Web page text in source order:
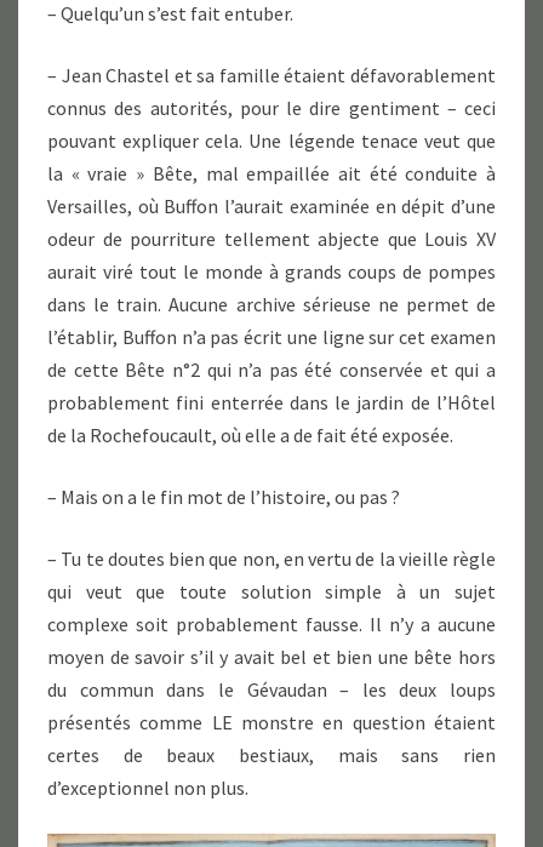
– Quelqu’un s’est fait entuber.
– Jean Chastel et sa famille étaient défavorablement
connus des autorités, pour le dire gentiment – ceci
pouvant expliquer cela. Une légende tenace veut que
la « vraie » Bête, mal empaillée ait été conduite à
Versailles, où Buffon l’aurait examinée en dépit d’une
odeur de pourriture tellement abjecte que Louis XV
aurait viré tout le monde à grands coups de pompes
dans le train. Aucune archive sérieuse ne permet de
l’établir, Buffon n’a pas écrit une ligne sur cet examen
de cette Bête n°2 qui n’a pas été conservée et qui a
probablement fini enterrée dans le jardin de l’Hôtel
de la Rochefoucault, où elle a de fait été exposée.
– Mais on a le fin mot de l’histoire, ou pas ?
– Tu te doutes bien que non, en vertu de la vieille règle
qui veut que toute solution simple à un sujet
complexe soit probablement fausse. Il n’y a aucune
moyen de savoir s’il y avait bel et bien une bête hors
du commun dans le Gévaudan – les deux loups
présentés comme LE monstre en question étaient
certes de beaux bestiaux, mais sans rien
d’exceptionnel non plus.